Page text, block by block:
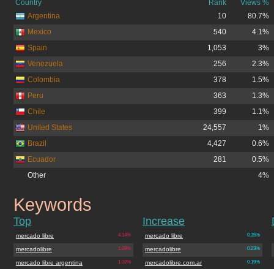
Country Rank
Views %
Argentina
10
80.7%
Mexico
540
4.1%
Spain
1,053
3%
Venezuela
256
2.3%
Colombia
378
1.5%
Peru
363
1.3%
Chile
399
1.1%
United States
24,557
1%
Brazil
4,427
0.6%
Ecuador
281
0.5%
Other
4%
mercadolibre.com.ar
Keywords
Top
4.14%
mercado libre
1.09%
mercadolibre
1.02%
mercado libre argentina
Increase
0.35%
mercado libre
0.23%
mercadolibre
0.19%
mercadolibre.com.ar